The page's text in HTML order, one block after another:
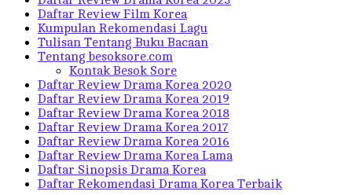
Daftar Review Film Korea
Kumpulan Rekomendasi Lagu
Tulisan Tentang Buku Bacaan
Tentang besoksore.com
Kontak Besok Sore
Daftar Review Drama Korea 2020
Daftar Review Drama Korea 2019
Daftar Review Drama Korea 2018
Daftar Review Drama Korea 2017
Daftar Review Drama Korea 2016
Daftar Review Drama Korea Lama
Daftar Sinopsis Drama Korea
Daftar Rekomendasi Drama Korea Terbaik